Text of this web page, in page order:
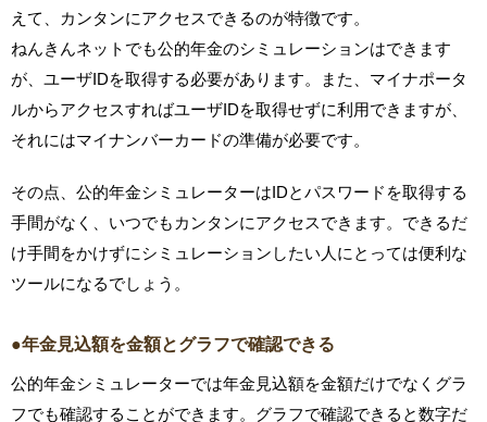
えて、カンタンにアクセスできるのが特徴です。
ねんきんネットでも公的年金のシミュレーションはできます
が、ユーザIDを取得する必要があります。また、マイナポータ
ルからアクセスすればユーザIDを取得せずに利用できますが、
それにはマイナンバーカードの準備が必要です。
その点、公的年金シミュレーターはIDとパスワードを取得する
手間がなく、いつでもカンタンにアクセスできます。できるだ
け手間をかけずにシミュレーションしたい人にとっては便利な
ツールになるでしょう。
●年金見込額を金額とグラフで確認できる
公的年金シミュレーターでは年金見込額を金額だけでなくグラ
フでも確認することができます。グラフで確認できると数字だ